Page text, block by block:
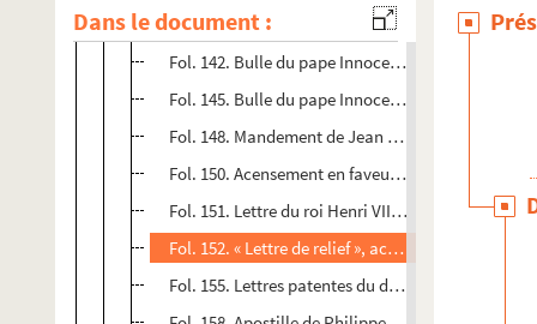
Dans le document :
Fol. 139. Bulle du pape Innocent VIII, adressée
Fol. 142. Bulle du pape Innocent VIII, adressée à
Fol. 145. Bulle du pape Innocent VIII relative au
Fol. 148. Mandement de Jean de Chalon aux
Fol. 150. Acensement en faveur de la confrérie
Fol. 151. Lettre du roi Henri VIII au sieur de la
Fol. 152. « Lettre de relief », accordée par
Fol. 155. Lettres patentes du duc Charles de